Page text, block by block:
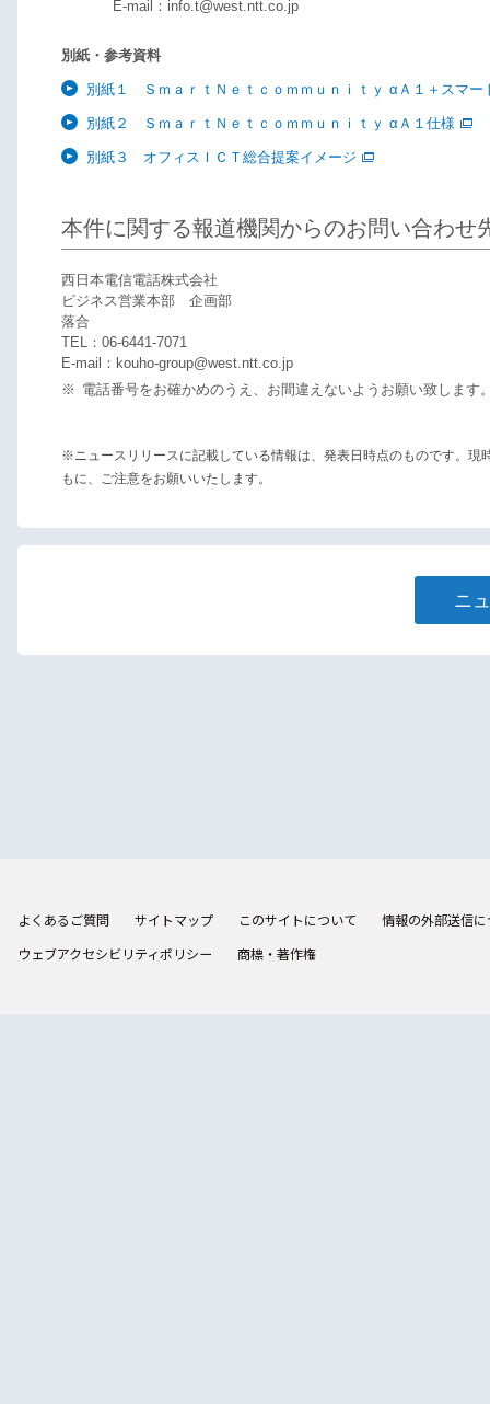
E-mail：info.t@west.ntt.co.jp
別紙・参考資料
別紙１ ＳｍａｒｔＮｅｔｃｏｍｍｕｎｉｔｙ αＡ１＋スマー
別紙２ ＳｍａｒｔＮｅｔｃｏｍｍｕｎｉｔｙ αＡ１仕様
別紙３ オフィスＩＣＴ総合提案イメージ
本件に関する報道機関からのお問い合わせ
西日本電信電話株式会社
ビジネス営業本部 企画部
落合
TEL：06-6441-7071
E-mail：kouho-group@west.ntt.co.jp
※ 電話番号をお確かめのうえ、お間違えないようお願い致します
※ニュースリリースに記載している情報は、発表日時点のものです。
もに、ご注意をお願いいたします。
ニ
よくあるご質問 サイトマップ このサイトについて
情報の外部送信
ウェブアクセシビリティポリシー
商標・著作権